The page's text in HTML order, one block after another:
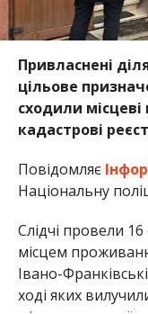
Привласнені
цільове
сходили
кадастрові
Повідомляє
Національну
Слідчі провели
місцем
Івано-
ході яких